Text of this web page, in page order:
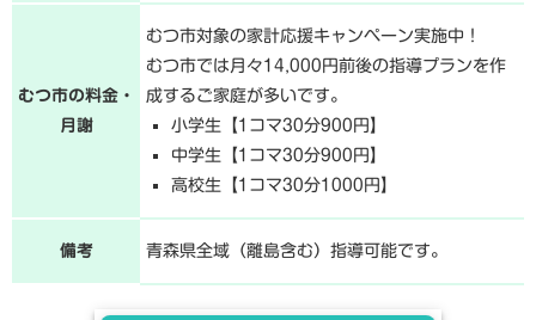
むつ市の料金・
月謝
むつ市対象の家計応援キャンペーン実施中！
むつ市では月々14,000円前後の指導プランを作
成するご家庭が多いです。
小学生【1コマ30分900円】
中学生【1コマ30分900円】
高校生【1コマ30分1000円】
備考 青森県全域（離島含む）指導可能です。